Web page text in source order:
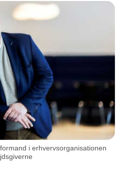
i erhvervsorganisationen